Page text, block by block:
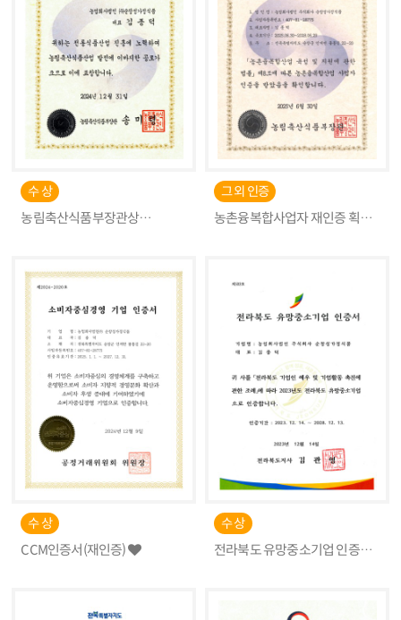
수 상
농림축산식품부장관상
그 외 인증
농촌융복합사업자 재인증 획득
수 상
CCM인증서(재인증)
수 상
전라북도 유망중소기업 인증서